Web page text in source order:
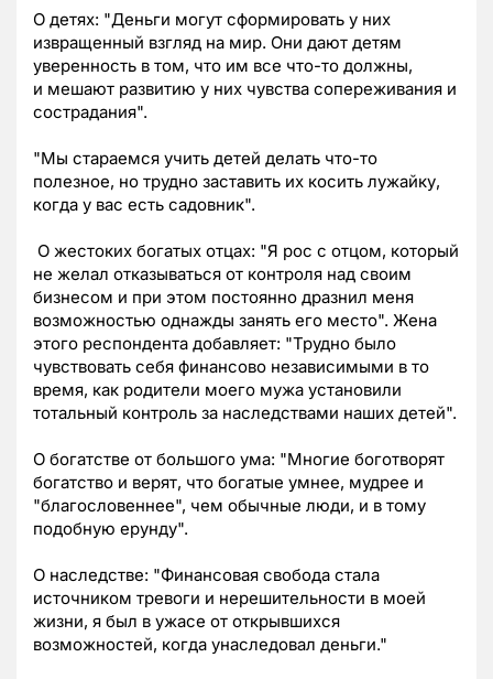
О детях: "Деньги могут сформировать у них
извращенный взгляд на мир. Они дают детям
уверенность в том, что им все что-то должны,
и мешают развитию у них чувства сопереживания и
сострадания".
"Мы стараемся учить детей делать что-то
полезное, но трудно заставить их косить лужайку,
когда у вас есть садовник".
О жестоких богатых отцах: "Я рос с отцом, который
не желал отказываться от контроля над своим
бизнесом и при этом постоянно дразнил меня
возможностью однажды занять его место". Жена
этого респондента добавляет: "Трудно было
чувствовать себя финансово независимыми в то
время, как родители моего мужа установили
тотальный контроль за наследствами наших детей".
О богатстве от большого ума: "Многие боготворят
богатство и верят, что богатые умнее, мудрее и
"благословеннее", чем обычные люди, и в тому
подобную ерунду".
О наследстве: "Финансовая свобода стала
источником тревоги и нерешительности в моей
жизни, я был в ужасе от открывшихся
возможностей, когда унаследовал деньги."